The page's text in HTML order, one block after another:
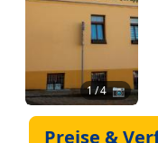
1/ 4 📷
Preise &